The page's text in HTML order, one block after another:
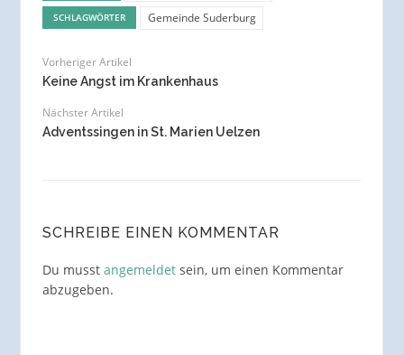
SCHLAGWÖRTER Gemeinde Suderburg
Vorheriger Artikel
Keine Angst im Krankenhaus
Nächster Artikel
Adventssingen in St. Marien Uelzen
SCHREIBE EINEN KOMMENTAR
Du musst angemeldetsein, um einen Kommentar
abzugeben.